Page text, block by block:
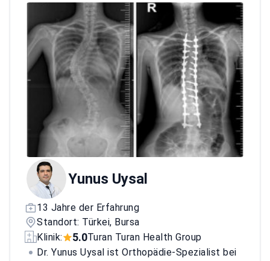
Mitglied des International Congress for
Joint Reconstruction mit Sitz in den USA
Absolvierte eine fortgeschrittene
orthopädische Facharztausbildung an der
medizinischen Fakultät der Van Yüzüncüyıl
Universität
Yunus Uysal
13 Jahre der Erfahrung
Standort: Türkei, Bursa
Klinik:
5.0Turan Turan Health Group
Dr. Yunus Uysal ist Orthopädie-Spezialist bei